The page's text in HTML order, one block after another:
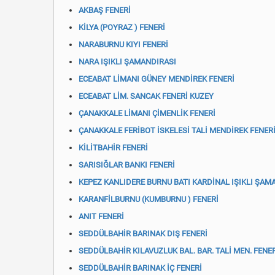
AKBAŞ FENERİ
KİLYA (POYRAZ ) FENERİ
NARABURNU KIYI FENERİ
NARA IŞIKLI ŞAMANDIRASI
ECEABAT LİMANI GÜNEY MENDİREK FENERİ
ECEABAT LİM. SANCAK FENERİ KUZEY
ÇANAKKALE LİMANI ÇİMENLİK FENERİ
ÇANAKKALE FERİBOT İSKELESİ TALİ MENDİREK FENERİ
KİLİTBAHİR FENERİ
SARISIĞLAR BANKI FENERİ
KEPEZ KANLIDERE BURNU BATI KARDİNAL IŞIKLI
KARANFİLBURNU (KUMBURNU ) FENERİ
ANIT FENERİ
SEDDÜLBAHİR BARINAK DIŞ FENERİ
SEDDÜLBAHİR KILAVUZLUK BAL. BAR. TALİ MEN.
SEDDÜLBAHİR BARINAK İÇ FENERİ